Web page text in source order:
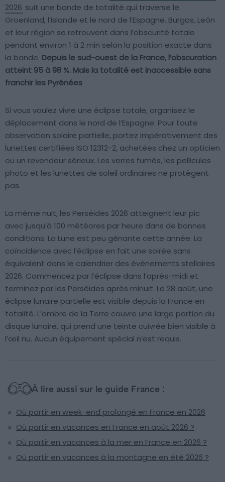
2026 suit une bande de totalité qui traverse le
Groenland, l’Islande et le nord de l’Espagne. Burgos, León
et leur région se retrouvent dans l’obscurité totale
pendant environ 1 à 2 min selon la position exacte dans
la bande. Depuis le sud-ouest de la France, l’obscuration
atteint 95 à 98 %. Mais la totalité est inaccessible sans
franchir les Pyrénées
Si vous voulez vivre une éclipse totale, organisez le
déplacement dans le nord de l’Espagne. Pour toute
observation solaire partielle, portez impérativement des
lunettes certifiées ISO 12312-2, achetées chez un opticien
ou un revendeur sérieux. Les verres fumés, les pellicules
photo et les lunettes de soleil ordinaires ne protègent
pas.
La même nuit, les Perséides 2026 atteignent leur pic
avec jusqu’à 100 météores par heure dans de bonnes
conditions. La Lune est peu gênante cette année. La
coïncidence avec l’éclipse en fait une soirée sans
équivalent dans le calendrier des événements stellaires
2026. Commencez par l’éclipse dans l’après-midi et
terminez par les Perséides après minuit. Le 28 août, une
éclipse lunaire partielle est visible depuis la France en
totalité. L’ombre de la Terre couvre une large portion du
disque lunaire, qui prend une teinte cuivrée bien visible à
l’œil nu. Aucun équipement spécial n’est requis.
À lire aussi sur le guide France :
Où partir en week-end prolongé en France en 2026
Où partir en vacances en France en août 2026 ?
Où partir en vacances à la mer en France en 2026 ?
Où partir en vacances à la montagne en été 2026 ?